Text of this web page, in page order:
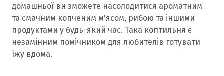
домашньої ви зможете насолодитися ароматним
та смачним копченим м'ясом, рибою та іншими
продуктами у будь-який час. Така коптильня є
незамінним помічником для любителів готувати
їжу вдома.